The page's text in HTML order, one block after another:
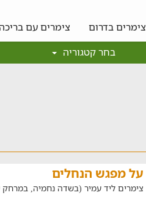
צימרים בדרום צימרים עם בריכה
בחר קטגוריה
על מפגש הנחלים
צימרים ליד עמיר (בשדה נחמיה, במרחק של 1